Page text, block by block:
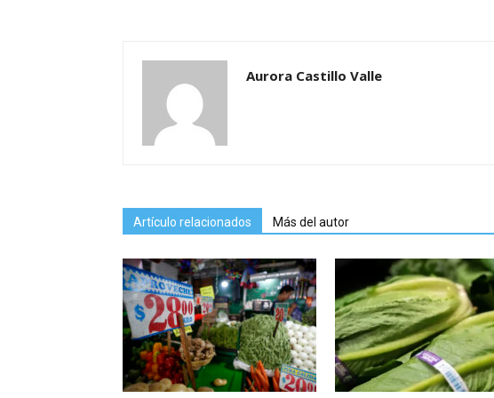
Aurora Castillo Valle
Artículo relacionados Más del autor